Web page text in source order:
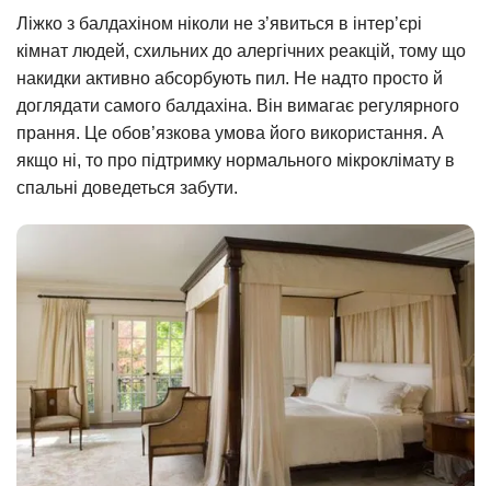
Ліжко з балдахіном ніколи не з’явиться в інтер’єрі
кімнат людей, схильних до алергічних реакцій, тому що
накидки активно абсорбують пил. Не надто просто й
доглядати самого балдахіна. Він вимагає регулярного
прання. Це обов’язкова умова його використання. А
якщо ні, то про підтримку нормального мікроклімату в
спальні доведеться забути.